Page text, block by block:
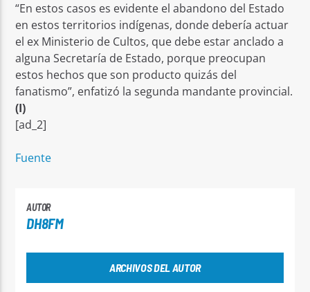
“En estos casos es evidente el abandono del Estado
en estos territorios indígenas, donde debería actuar
el ex Ministerio de Cultos, que debe estar anclado a
alguna Secretaría de Estado, porque preocupan
estos hechos que son producto quizás del
fanatismo”, enfatizó la segunda mandante provincial.
(I)
[ad_2]
Fuente
AUTOR
DH8FM
ARCHIVOS DEL AUTOR